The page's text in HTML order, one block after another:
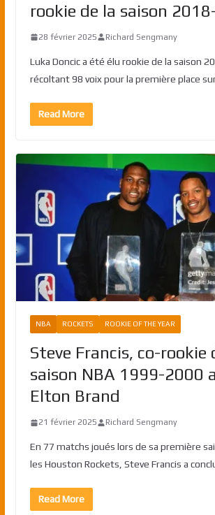
rookie de la saison
28 février 2025 Richard Sengmany
Luka Doncic a été élu rookie de la saison
récoltant 98 voix pour la première place
Read More
NBA ROCKETS ROOKIE OF THE YEAR
Steve Francis, co-rookie
saison NBA 1999-2000
Elton Brand
21 février 2025 Richard Sengmany
En 77 matchs joués lors de sa première
les Houston Rockets, Steve Francis a
Read More